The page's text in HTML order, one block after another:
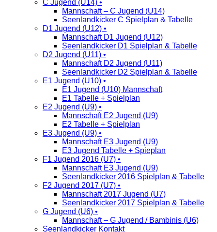
C Jugend (U14) •
Mannschaft – C Jugend (U14)
Seenlandkicker C Spielplan & Tabelle
D1 Jugend (U12) •
Mannschaft D1 Jugend (U12)
Seenlandkicker D1 Spielplan & Tabelle
D2 Jugend (U11) •
Mannschaft D2 Jugend (U11)
Seenlandkicker D2 Spielplan & Tabelle
E1 Jugend (U10) •
E1 Jugend (U10) Mannschaft
E1 Tabelle + Spielplan
E2 Jugend (U9) •
Mannschaft E2 Jugend (U9)
E2 Tabelle + Spielplan
E3 Jugend (U9) •
Mannschaft E3 Jugend (U9)
E3 Jugend Tabelle + Spieplan
F1 Jugend 2016 (U7) •
Mannschaft E3 Jugend (U9)
Seenlandkicker 2016 Spielplan & Tabelle
F2 Jugend 2017 (U7) •
Mannschaft 2017 Jugend (U7)
Seenlandkicker 2017 Spielplan & Tabelle
G Jugend (U6) •
Mannschaft – G Jugend / Bambinis (U6)
Seenlandkicker Kontakt